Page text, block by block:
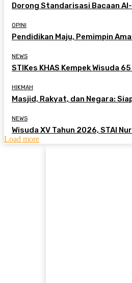
Dorong Standarisasi Bacaan
OPINI
Pendidikan Maju, Pemimpin
NEWS
STIKes KHAS Kempek Wisuda
HIKMAH
Masjid, Rakyat, dan Negara:
NEWS
Wisuda XV Tahun 2026, STAI
Load more